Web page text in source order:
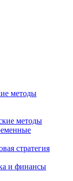
методы
методы
стратегия
и финансы